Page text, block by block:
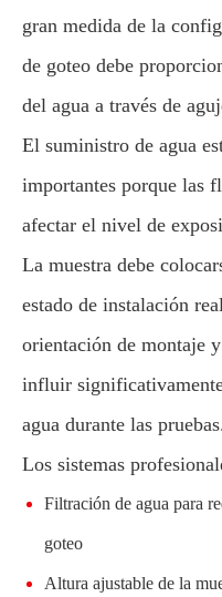
gran medida de la
de goteo debe
del agua a través de
El suministro de agua
importantes porque las
afectar el nivel de
La muestra debe
estado de instalación
orientación de montaje
influir
agua durante las
Los sistemas
Filtración de agua para
goteo
Altura ajustable de la